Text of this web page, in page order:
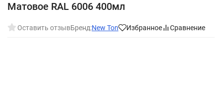
Матовое RAL 6006 400мл
Оставить отзывБренд:New Ton Избранное Сравнение